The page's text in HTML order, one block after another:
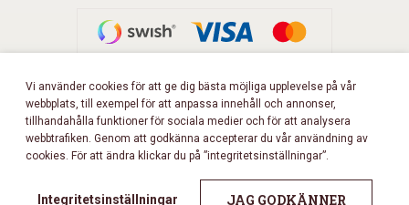
FÖLJ OSS PÅ FACEBOOK!
Vi använder cookies för att ge dig bästa möjliga upplevelse på vår
webbplats, till exempel för att anpassa innehåll och annonser,
tillhandahålla funktioner för sociala medier och för att analysera
webbtrafiken. Genom att godkänna accepterar du vår användning av
cookies. För att ändra klickar du på ”integritetsinställningar”.
Integritetsinställningar JAG GODKÄNNER